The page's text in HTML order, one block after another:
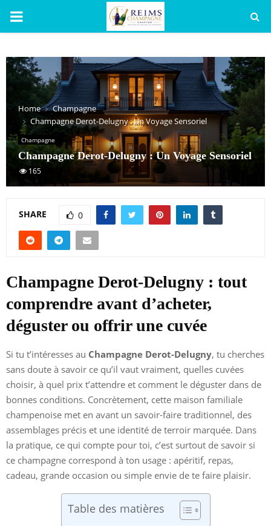
PRIMARY
Home
Champagne
Champagne Derot-Delugny : Un Voyage Sensoriel
Champagne
Champagne Derot-Delugny : Un Voyage Sensoriel
165
SHARE 0
Champagne Derot-Delugny : tout
comprendre avant d’acheter,
déguster ou offrir une cuvée
Si tu t’intéresses au Champagne Derot-Delugny, tu cherches
sans doute à savoir ce qu’il vaut vraiment, quelles cuvées
choisir, à quel prix t’attendre et comment le déguster dans de
bonnes conditions. Concrètement, cette maison familiale
champenoise met en avant un savoir-faire traditionnel, des
assemblages précis et une identité de terroir marquée. Dans
la pratique, ce qui compte pour toi, c’est surtout de savoir si
ce champagne correspond à ton usage : apéritif, repas,
cadeau, grande occasion ou simple envie de te faire plaisir.
Table des matières